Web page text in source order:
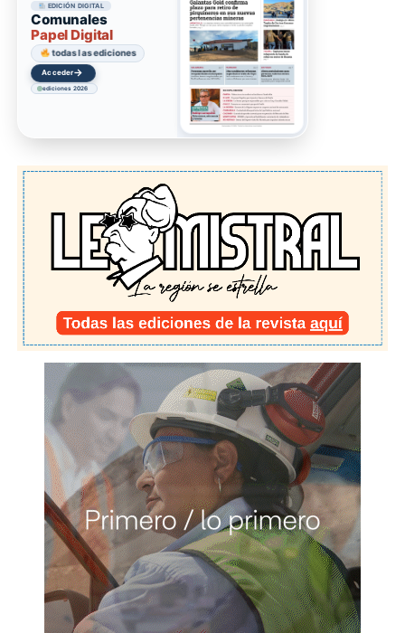
EDICIÓN DIGITAL
Comunales
Papel Digital
todas las ediciones
Acceder→
ediciones 2026